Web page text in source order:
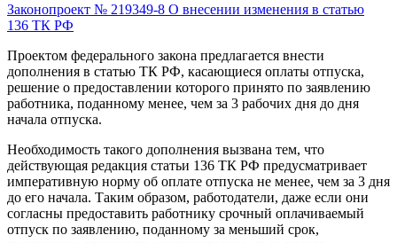
Законопроект № 219349-8 О внесении изменения в статью
136 ТК РФ
Проектом федерального закона предлагается внести
дополнения в статью ТК РФ, касающиеся оплаты отпуска,
решение о предоставлении которого принято по заявлению
работника, поданному менее, чем за 3 рабочих дня до дня
начала отпуска.
Необходимость такого дополнения вызвана тем, что
действующая редакция статьи 136 ТК РФ предусматривает
императивную норму об оплате отпуска не менее, чем за 3 дня
до его начала. Таким образом, работодатели, даже если они
согласны предоставить работнику срочный оплачиваемый
отпуск по заявлению, поданному за меньший срок,